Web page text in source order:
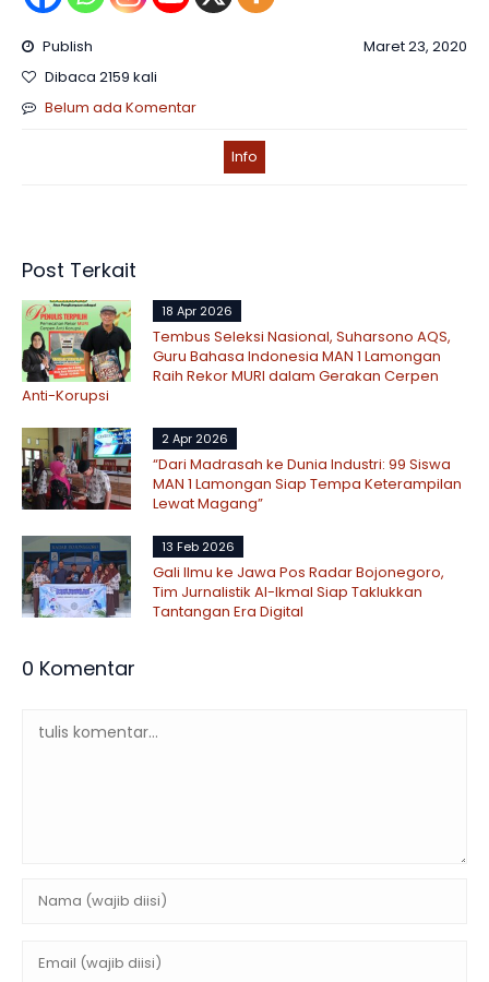
Publish
Maret 23, 2020
Dibaca 2159 kali
Belum ada Komentar
Info
Post Terkait
18 Apr 2026
Tembus Seleksi Nasional, Suharsono AQS,
Guru Bahasa Indonesia MAN 1 Lamongan
Raih Rekor MURI dalam Gerakan Cerpen
Anti-Korupsi
2 Apr 2026
“Dari Madrasah ke Dunia Industri: 99 Siswa
MAN 1 Lamongan Siap Tempa Keterampilan
Lewat Magang”
13 Feb 2026
Gali Ilmu ke Jawa Pos Radar Bojonegoro,
Tim Jurnalistik Al-Ikmal Siap Taklukkan
Tantangan Era Digital
0 Komentar